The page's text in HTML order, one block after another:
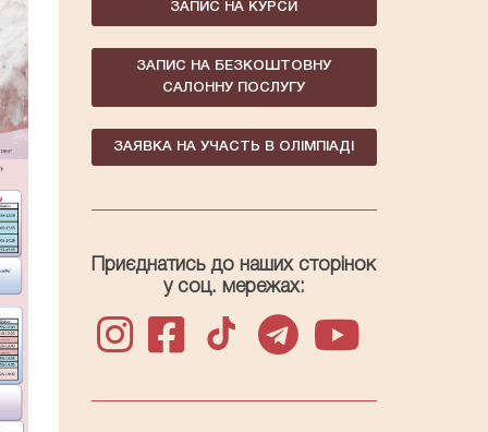
ЗАПИС НА КУРСИ
ЗАПИС НА БЕЗКОШТОВНУ
САЛОННУ ПОСЛУГУ
ЗАЯВКА НА УЧАСТЬ В ОЛІМПІАДІ
Приєднатись до наших сторінок
у соц. мережах: